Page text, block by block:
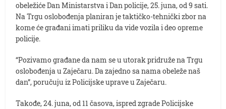
obeležiće Dan Ministarstva i Dan policije, 25. juna, od 9 sati.
Na Trgu oslobođenja planiran je taktičko-tehnički zbor na
kome će građani imati priliku da vide vozila i deo opreme
policije.
“Pozivamo građane da nam se u utorak pridruže na Trgu
oslobođenja u Zaječaru. Da zajedno sa nama obeleže naš
dan”, poručuju iz Policijske uprave u Zaječaru.
Takođe, 24. juna, od 11 časova, ispred zgrade Policijske